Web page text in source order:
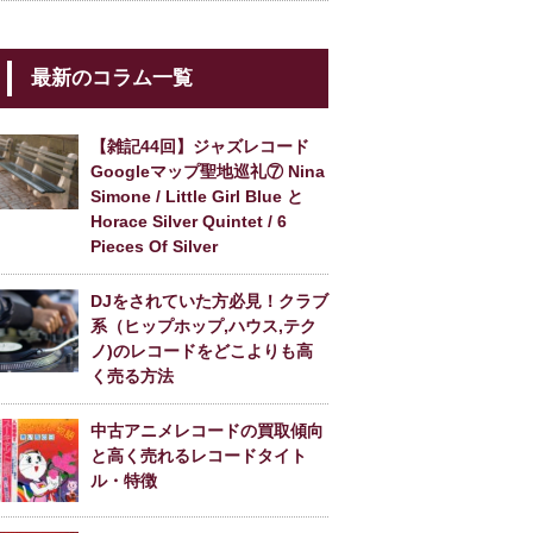
最新のコラム一覧
【雑記44回】ジャズレコード
Googleマップ聖地巡礼⑦ Nina
Simone / Little Girl Blue と
Horace Silver Quintet / 6
Pieces Of Silver
DJをされていた方必見！クラブ
系（ヒップホップ,ハウス,テク
ノ)のレコードをどこよりも高
く売る方法
中古アニメレコードの買取傾向
と高く売れるレコードタイト
ル・特徴